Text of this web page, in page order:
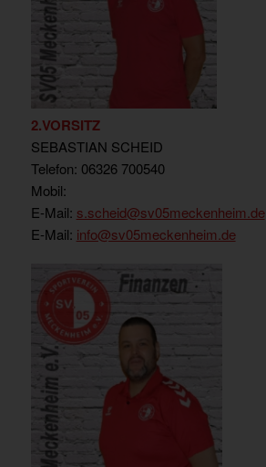
2.VORSITZ
SEBASTIAN SCHEID
Telefon: 06326 700540
Mobil:
E-Mail: s.scheid@sv05meckenheim.de
E-Mail: info@sv05meckenheim.de